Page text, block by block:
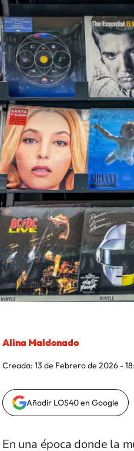
Alina Maldonado
Creada: 13 de Febrero de 2026 -
Añadir LOS40 en Google
En una época donde la